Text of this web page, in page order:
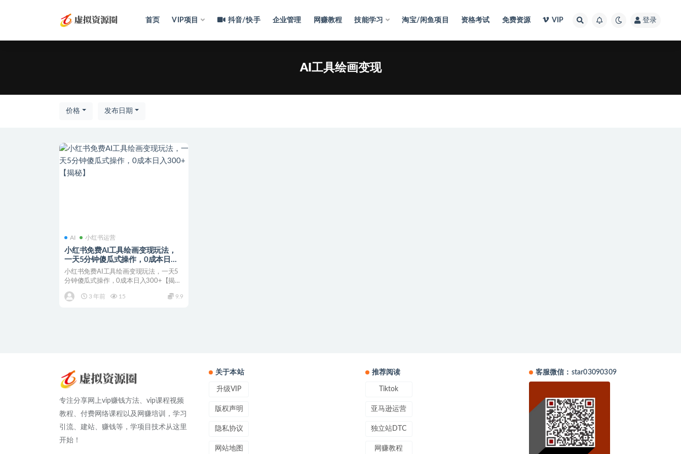
首页 VIP项目 抖音/快手 企业管理 网赚教程 技能学习 淘宝/闲鱼项目 资格考试 免费资源 VIP 登录
AI工具绘画变现
价格 发布日期
AI 小红书运营
小红书免费AI工具绘画变现玩法，
一天5分钟傻瓜式操作，0成本日入
300+【揭秘】
小红书免费AI工具绘画变现玩法，一天5
分钟傻瓜式操作，0成本日入300+【揭
3 年前
15 9.9
专注分享网上vip赚钱方法、vip课程视频
教程、付费网络课程以及网赚培训，学习
引流、建站、赚钱等，学项目技术从这里
开始！
关于本站
升级VIP
版权声明
隐私协议
网站地图
推荐阅读
Tiktok
亚马逊运营
独立站DTC
网赚教程
客服微信：star03090309